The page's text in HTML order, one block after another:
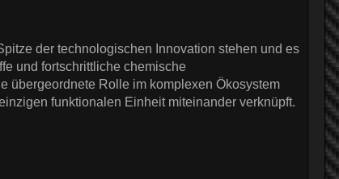
der technologischen Innovation stehen und es
und fortschrittliche chemische
übergeordnete Rolle im komplexen Ökosystem
funktionalen Einheit miteinander verknüpft.